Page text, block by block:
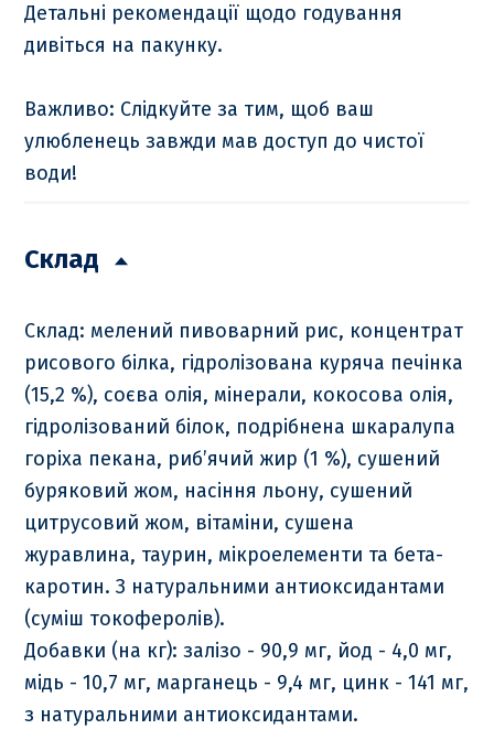
Детальні рекомендації щодо годування
дивіться на пакунку.
Важливо: Слідкуйте за тим, щоб ваш
улюбленець завжди мав доступ до чистої
води!
Склад
Склад: мелений пивоварний рис, концентрат
рисового білка, гідролізована куряча печінка
(15,2 %), соєва олія, мінерали, кокосова олія,
гідролізований білок, подрібнена шкаралупа
горіха пекана, риб’ячий жир (1 %), сушений
буряковий жом, насіння льону, сушений
цитрусовий жом, вітаміни, сушена
журавлина, таурин, мікроелементи та бета-
каротин. З натуральними антиоксидантами
(суміш токоферолів).
Добавки (на кг): залізо - 90,9 мг, йод - 4,0 мг,
мідь - 10,7 мг, марганець - 9,4 мг, цинк - 141 мг,
з натуральними антиоксидантами.